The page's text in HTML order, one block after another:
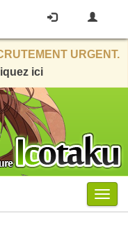
URGENT.
ici
Menu